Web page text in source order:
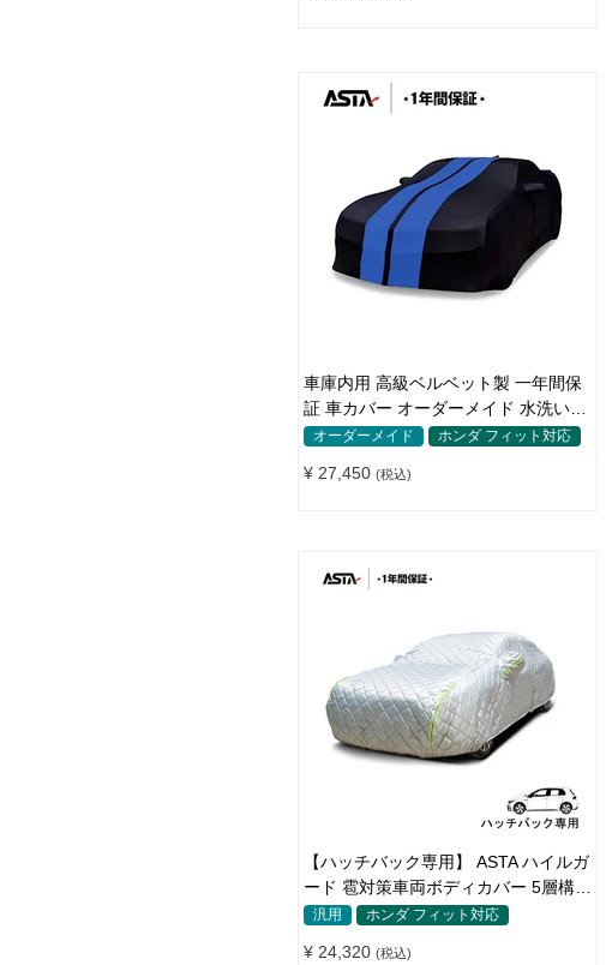
車庫内用 高級ベルベット製 一年間保
証 車カバー オーダーメイド 水洗い
OK 防塵防汚 軽/普自動車 SUV
オーダーメイド ホンダ フィット対応
¥ 27,450 (税込)
【ハッチバック専用】 ASTA ハイルガ
ード 雹対策車両ボディカバー 5層構造
雹対策 厚手 凍結防止 防雪防風 極厚
汎用 ホンダ フィット対応
¥ 24,320 (税込)